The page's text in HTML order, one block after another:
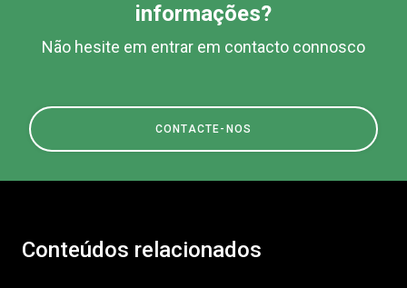
informações?
Não hesite em entrar em contacto connosco
CONTACTE-NOS
Conteúdos relacionados